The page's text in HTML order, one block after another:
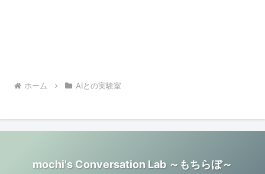
ホーム AIとの実験室
mochi's Conversation Lab ～もちらぼ～